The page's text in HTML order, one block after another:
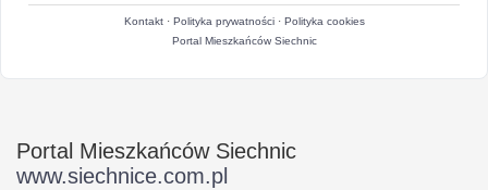
Kontakt· Polityka prywatności· Polityka cookies
Portal Mieszkańców Siechnic
Portal Mieszkańców Siechnic
www.siechnice.com.pl